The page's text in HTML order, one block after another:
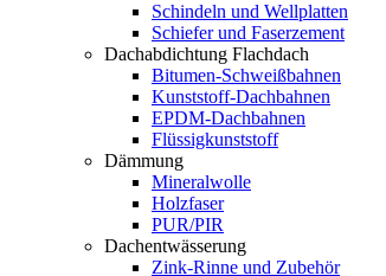
Schindeln und Wellplatten
Schiefer und Faserzement
Dachabdichtung Flachdach
Bitumen-Schweißbahnen
Kunststoff-Dachbahnen
EPDM-Dachbahnen
Flüssigkunststoff
Dämmung
Mineralwolle
Holzfaser
PUR/PIR
Dachentwässerung
Zink-Rinne und Zubehör